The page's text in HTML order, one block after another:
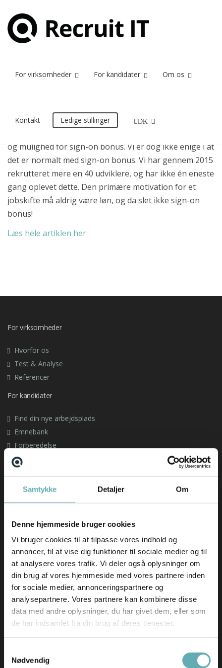
Samtykke Detaljer Om
Denne hjemmeside bruger cookies
Vi bruger cookies til at tilpasse vores indhold og
annoncer, til at vise dig funktioner til sociale medier og til
at analysere vores trafik. Vi deler også oplysninger om
din brug af vores hjemmeside med vores partnere inden
for sociale medier, annonceringspartnere og
analysepartnere. Vores partnere kan kombinere disse
data med andre oplysninger, du har givet dem, eller som
de har indsamlet fra din brug af deres tjenester.
Nødvendig
For virksomheder For kandidater Om os
Kontakt Ledige stillinger DK
Home Nyheder Udviklere og sign-on bonus?
Udviklere og
sign-on
og mulighed for sign-on bonus. Vi er dog ikke enige i at
det er normalt med sign-on bonus. Vi har gennem 2015
rekrutteret mere en 40 udviklere, og har ikke én eneste
gang oplevet dette. Den primære motivation for et
jobskifte må aldrig være løn, og da slet ikke sign-on
bonus!
Læs hele artiklen her
For virksomheder
Hvorfor os
Test & Analyse
Referencer
For kandidater
Find din nye arbejdsplads
Emnebank
Forberedelse
Om os
Find din nye arbejdsplads
Emnebank
Hav en fantastisk sommer(ferie) ☀️
AI-revolutionen er allerede sket – i hvert fald i
softwarebranchen
Skift i typen af rekrutteringsopgaver vi får ind
Nyeste ledige stillinger
German-speaking IT Supporter